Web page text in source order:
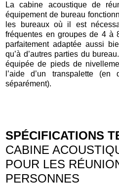
La cabine acoustique de
équipement de bureau
les bureaux où il est
fréquentes en groupes de 4 à
parfaitement adaptée aussi
qu’à d’autres parties du
équipée de pieds de
l’aide d’un transpalette (en
séparément).
SPÉCIFICATIONS
CABINE
POUR LES
PERSONNES